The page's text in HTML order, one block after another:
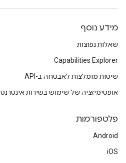
מידע נוסף
שאלות נפוצות
Capabilities Explorer
שיטות מומלצות לאבטחה ב-API
אופטימיזציה של שימוש בשירות אינטרנט
פלטפורמות
Android
iOS